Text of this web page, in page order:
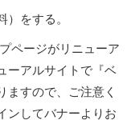
）をする。
ページがリニューア
ーアルサイトで『ベ
ますので、ご注意く
ンしてバナーよりお